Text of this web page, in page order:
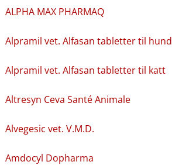
ALPHA MAX PHARMAQ
Alpramil vet. Alfasan tabletter til hund
Alpramil vet. Alfasan tabletter til katt
Altresyn Ceva Santé Animale
Alvegesic vet. V.M.D.
Amdocyl Dopharma